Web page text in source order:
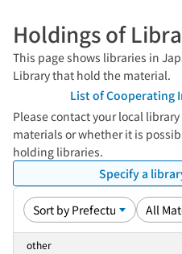
Holdings of
This page shows libraries in
Library that hold the material.
List of Cooperating
Please contact your local
materials or whether it is
holding libraries.
Specify a
other